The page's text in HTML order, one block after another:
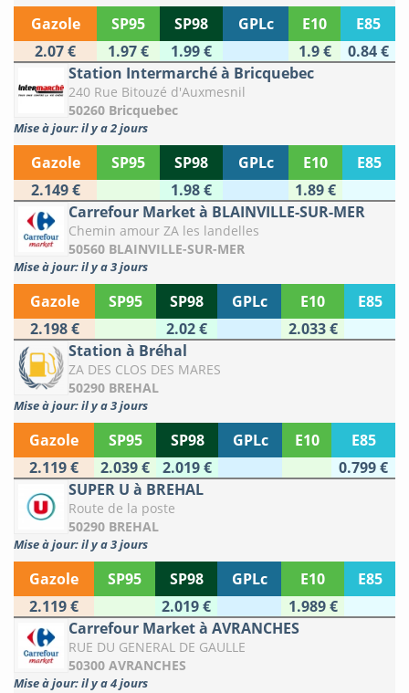
Gazole SP95 SP98 GPLc E10
E85
2.07 €
1.97 € 1.99 € 1.9 €
0.84 €
Station Intermarché à Bricquebec
240 Rue Bitouzé d'Auxmesnil
50260 Bricquebec
Mise à jour: il y a 2 jours
Gazole SP95 SP98 GPLc E10
E85
2.149 €
1.98 €
1.89 €
Carrefour Market à BLAINVILLE-SUR-MER
Chemin amour ZA les landelles
50560 BLAINVILLE-SUR-MER
Mise à jour: il y a 3 jours
Gazole SP95 SP98 GPLc E10
E85
2.198 €
2.02 €
2.033 €
Station à Bréhal
ZA DES CLOS DES MARES
50290 BREHAL
Mise à jour: il y a 3 jours
Gazole SP95 SP98 GPLc E10
E85
2.119 €
2.039 € 2.019 €
0.799 €
SUPER U à BREHAL
Route de la poste
50290 BREHAL
Mise à jour: il y a 3 jours
Gazole SP95 SP98 GPLc E10
E85
2.119 €
2.019 €
1.989 €
Carrefour Market à AVRANCHES
RUE DU GENERAL DE GAULLE
50300 AVRANCHES
Mise à jour: il y a 4 jours